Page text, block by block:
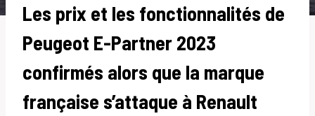
Les prix et les fonctionnalités de
Peugeot E-Partner 2023
confirmés alors que la marque
française s’attaque à Renault